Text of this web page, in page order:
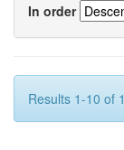
In order
Results 1-10 of